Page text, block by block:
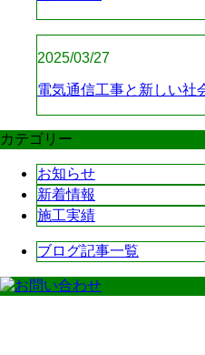
2025/03/27
電気通信工事と新しい社
カテゴリー
お知らせ
新着情報
施工実績
ブログ記事一覧